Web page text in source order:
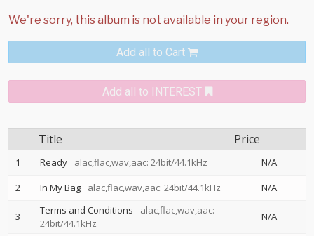
Add all to Cart
Add all to INTEREST
Title Price
1 Ready alac,flac,wav,aac: 24bit/44.1kHz
N/A
2
In My Bag alac,flac,wav,aac: 24bit/44.1kHz N/A
3 Terms and Conditions
alac,flac,wav,aac:
24bit/44.1kHz
N/A